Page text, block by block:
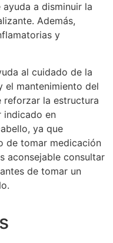
a disminuir la
Además,
y
al cuidado de la
el mantenimiento del
reforzar la estructura
indicado en
ya que
de tomar medicación
aconsejable consultar
de tomar un